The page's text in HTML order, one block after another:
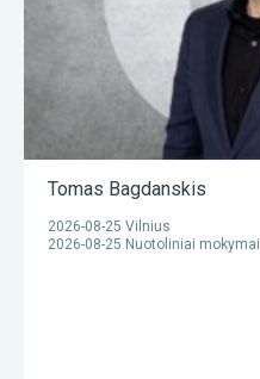
Tomas Bagdanskis
2026-08-25 Vilnius
2026-08-25 Nuotoliniai mokymai